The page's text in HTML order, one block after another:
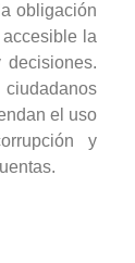
obligación
la
decisiones.
el uso
y